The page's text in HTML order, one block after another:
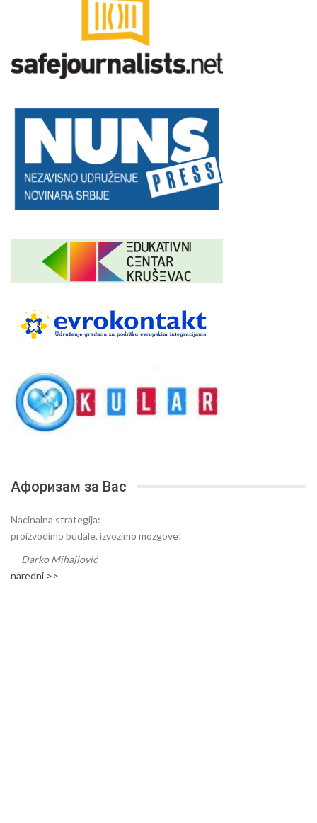
Афоризам за Вас
Nacinalna strategija:
proizvodimo budale, izvozimo mozgove!
— Darko Mihajlović
naredni >>